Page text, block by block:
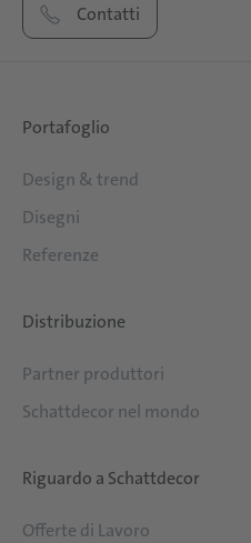
Contatti
Portafoglio
Design & trend
Disegni
Referenze
Distribuzione
Partner produttori
Schattdecor nel mondo
Riguardo a Schattdecor
Offerte di Lavoro